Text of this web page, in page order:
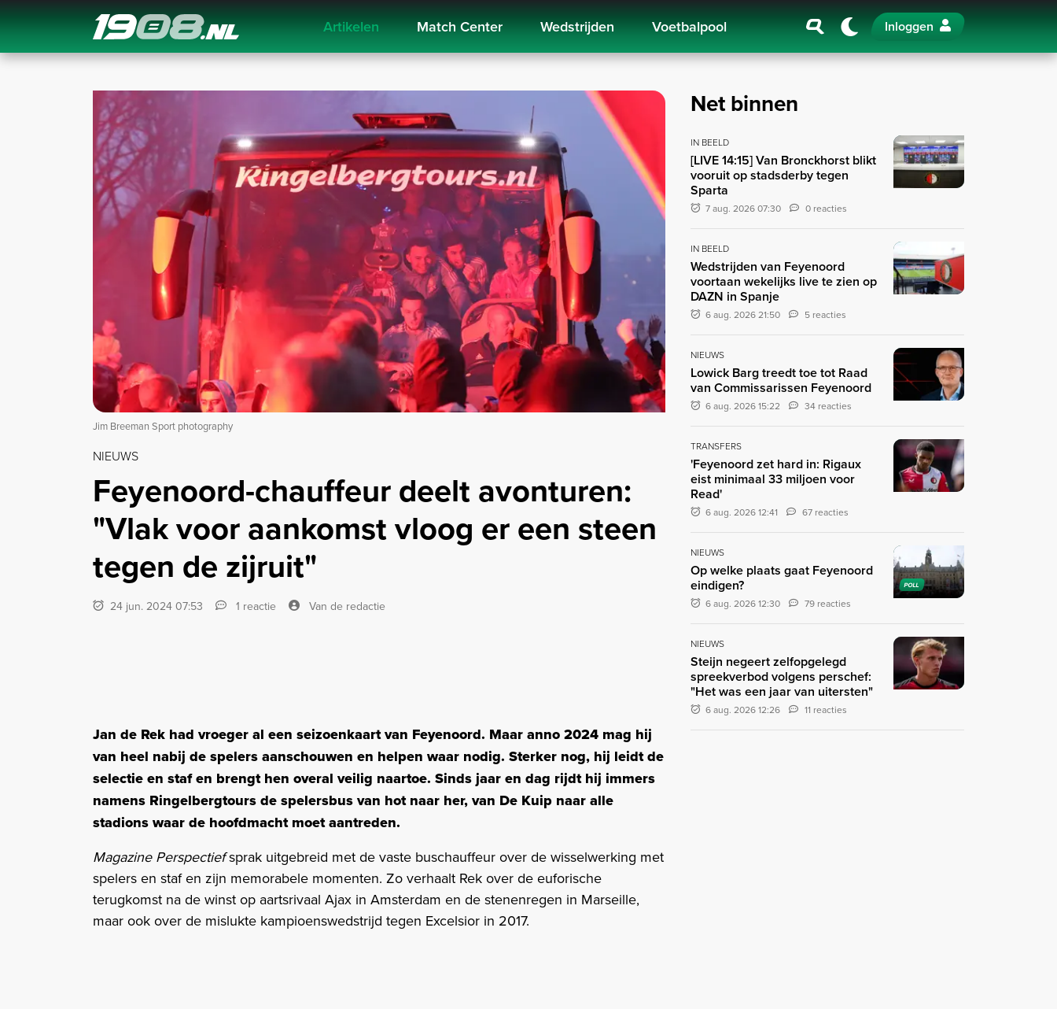
Navigation Artikelen Match Center Wedstrijden Voetbalpool Inloggen
Jim Breeman Sport photography
NIEUWS
Feyenoord-chauffeur deelt avonturen:
"Vlak voor aankomst vloog er een steen
tegen de zijruit"
24 jun. 2024 07:53 1 reactie Van de redactie
Jan de Rek had vroeger al een seizoenkaart van Feyenoord. Maar anno 2024 mag hij
van heel nabij de spelers aanschouwen en helpen waar nodig. Sterker nog, hij leidt de
selectie en staf en brengt hen overal veilig naartoe. Sinds jaar en dag rijdt hij immers
namens Ringelbergtours de spelersbus van hot naar her, van De Kuip naar alle
stadions waar de hoofdmacht moet aantreden.
Magazine Perspectiefsprak uitgebreid met de vaste buschauffeur over de wisselwerking met
spelers en staf en zijn memorabele momenten. Zo verhaalt Rek over de euforische
terugkomst na de winst op aartsrivaal Ajax in Amsterdam en de stenenregen in Marseille,
maar ook over de mislukte kampioenswedstrijd tegen Excelsior in 2017.
Net binnen
IN BEELD
[LIVE 14:15] Van Bronckhorst blikt
vooruit op stadsderby tegen
Sparta
7 aug. 2026 07:30 0 reacties
IN BEELD
Wedstrijden van Feyenoord
voortaan wekelijks live te zien op
DAZN in Spanje
6 aug. 2026 21:50 5 reacties
NIEUWS
Lowick Barg treedt toe tot Raad
van Commissarissen Feyenoord
6 aug. 2026 15:22 34 reacties
TRANSFERS
'Feyenoord zet hard in: Rigaux
eist minimaal 33 miljoen voor
Read'
6 aug. 2026 12:41 67 reacties
POLL
NIEUWS
Op welke plaats gaat Feyenoord
eindigen?
6 aug. 2026 12:30 79 reacties
NIEUWS
Steijn negeert zelfopgelegd
spreekverbod volgens perschef:
"Het was een jaar van uitersten"
6 aug. 2026 12:26 11 reacties